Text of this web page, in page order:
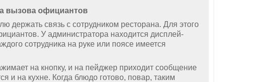
вызова официантов
связь с сотрудником ресторана. Для этого
У администратора находится дисплей-
сотрудника на руке или поясе имеется
на кнопку, и на пейджер приходит сообщение
и на кухне. Когда блюдо готово, повар, таким